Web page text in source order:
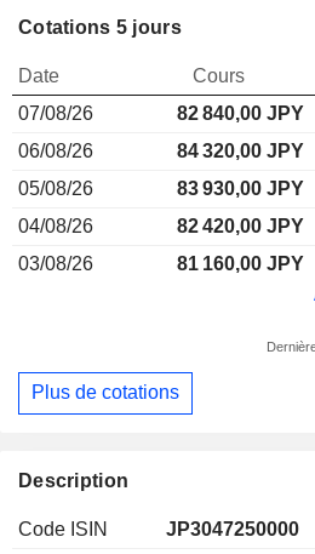
Cotations 5 jours
Date Cours
07/08/26
82 840,00 JPY
06/08/26
84 320,00 JPY
05/08/26
83 930,00 JPY
04/08/26
82 420,00 JPY
03/08/26
81 160,00 JPY
Plus de cotations
Description
Code ISIN
JP3047250000